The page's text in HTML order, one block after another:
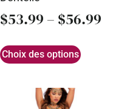
$53.99 – $56.99
Choix des options